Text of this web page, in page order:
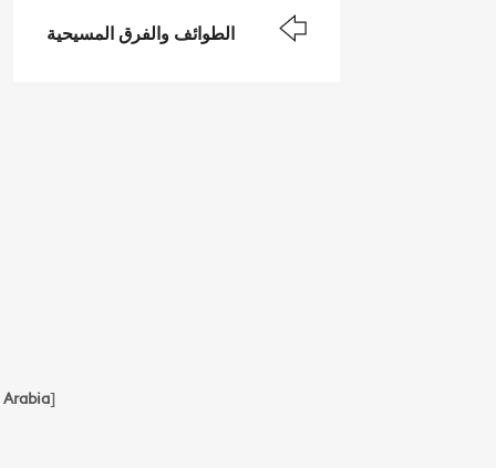
الطوائف والفرق المسيحية
]